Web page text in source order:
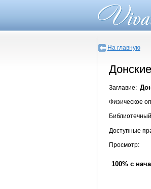
На главную
Заглавие:
Физическое
Доступные
Просмотр:
100% с